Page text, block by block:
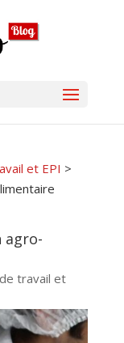
et EPI >
agro-
travail et